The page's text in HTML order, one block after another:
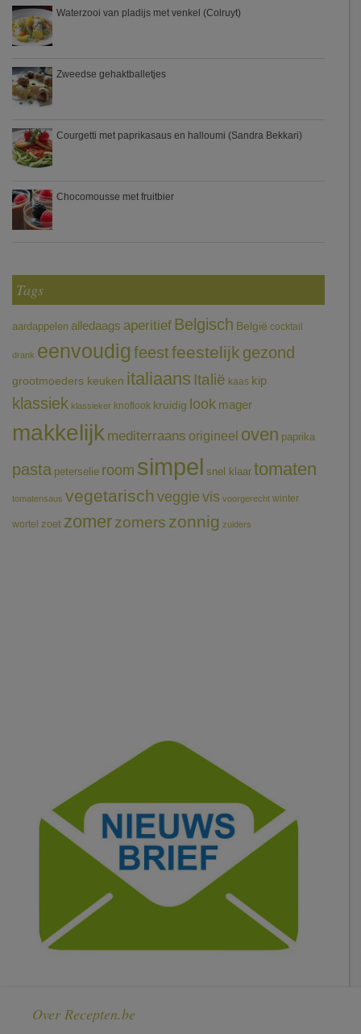
Waterzooi van pladijs met venkel (Colruyt)
Zweedse gehaktballetjes
Courgetti met paprikasaus en halloumi (Sandra Bekkari)
Chocomousse met fruitbier
Tags
aardappelen alledaags aperitief Belgisch België cocktail
drank eenvoudigfeestfeestelijk gezond
grootmoeders keuken italiaans Italië kaas kip
klassiek klassieker knoflook kruidig look mager
makkelijk mediterraans origineel oven paprika
pasta peterselie room simpel snel klaar tomaten
tomatensaus vegetarischveggie vis voorgerecht winter
wortel zoet zomerzomers zonnig zuiders
Over Recepten.be